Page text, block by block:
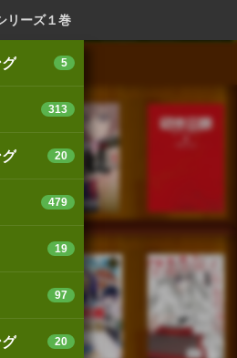
リーズ１巻
5
313
20
479
19
97
20
ン版 パソコン版
報保護基本方針
るガイドライン
取得について
わせ 運営会社